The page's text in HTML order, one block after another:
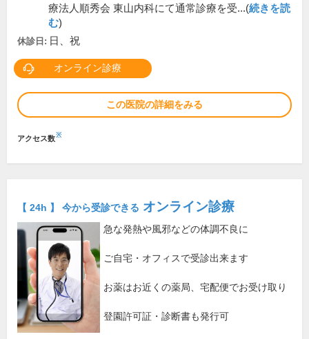
療法人順秀会 東山内科にて通常診療を受...(続きを読
む)
休診日: 日、祝
オンライン診療
この医院の詳細をみる
アクセス数※
【 24h 】 今から受診できる オンライン診療
急な発熱や風邪などの体調不良に
ご自宅・オフィスで受診出来ます
お薬はお近くの薬局、宅配便でお受け取り
登園許可証・診断書も発行可